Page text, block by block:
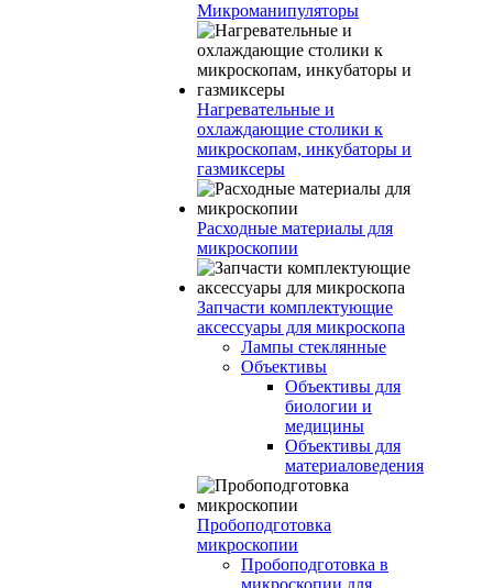
Микроманипуляторы
Нагревательные и
охлаждающие столики к
микроскопам, инкубаторы и
газмиксеры
Расходные материалы для
микроскопии
Запчасти комплектующие
аксессуары для микроскопа
Лампы стеклянные
Объективы
Объективы для
биологии и
медицины
Объективы для
материаловедения
Пробоподготовка
микроскопии
Пробоподготовка в
микроскопии для